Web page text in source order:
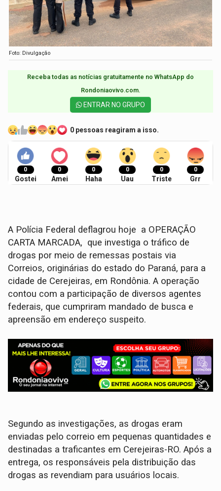
Foto: Divulgação
Receba todas as notícias gratuitamente no WhatsApp do
Rondoniaovivo.com.​
ENTRAR NO GRUPO
0 pessoas reagiram a isso.
0
Gostei
0
Amei
0
Haha
0
Uau
0
Triste
0
Grr
A Polícia Federal deflagrou hoje a OPERAÇÃO
CARTA MARCADA, que investiga o tráfico de
drogas por meio de remessas postais via
Correios, originárias do estado do Paraná, para a
cidade de Cerejeiras, em Rondônia. A operação
contou com a participação de diversos agentes
federais, que cumpriram mandado de busca e
apreensão em endereço suspeito.
Segundo as investigações, as drogas eram
enviadas pelo correio em pequenas quantidades e
destinadas a traficantes em Cerejeiras-RO. Após a
entrega, os responsáveis pela distribuição das
drogas as revendiam para usuários locais.